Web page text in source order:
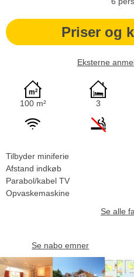
Priser og
Eksterne
100 m² 3
Tilbyder miniferie
Afstand indkøb
Parabol/kabel TV
Opvaskemaskine
Se alle
Se nabo emner